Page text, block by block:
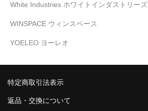
White Industries ホワイトインダストリーズ
WINSPACE ウィンスペース
YOELEO ヨーレオ
特定商取引法表示
返品・交換について